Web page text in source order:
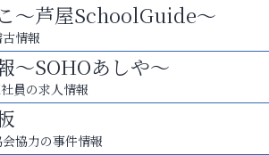
～芦屋SchoolGuide～
情報
～SOHOあしや～
員の求人情報
協力の事件情報